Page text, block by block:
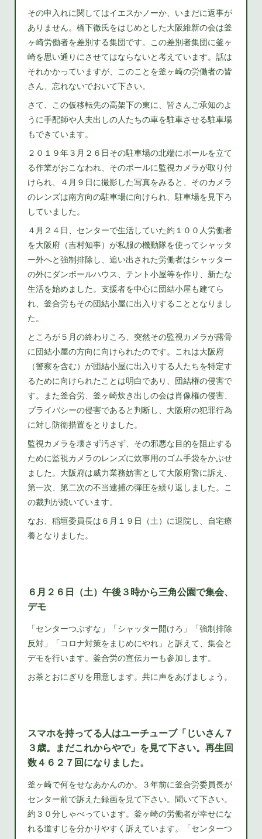
その申入れに関してはイエスかノーか、いまだに返事が
ありません。橋下徹氏をはじめとした大阪維新の会は釜
ヶ崎労働者を差別する集団です。この差別者集団に釜ヶ
崎を思い通りにさせてはならないと考えています。話は
それかかっていますが、このことを釜ヶ崎の労働者の皆
さん、忘れないでおいて下さい。
さて、この仮移転先の高架下の東に、皆さんご承知のよ
うに手配師や人夫出しの人たちの車を駐車させる駐車場
もできています。
２０１９年３月２６日その駐車場の北端にポールを立て
る作業がおこなわれ、そのポールに監視カメラが取り付
けられ、４月９日に撮影した写真をみると、そのカメラ
のレンズは南方向の駐車場に向けられ、駐車場を見下ろ
していました。
４月２４日、センターで生活していた約１００人労働者
を大阪府（吉村知事）が私服の機動隊を使ってシャッタ
ー外へと強制排除し、追い出された労働者はシャッター
の外にダンボールハウス、テント小屋等を作り、新たな
生活を始めました。支援者を中心に団結小屋も建てら
れ、釜合労もその団結小屋に出入りすることとなりまし
た。
ところが５月の終わりころ、突然その監視カメラが露骨
に団結小屋の方向に向けられたのです。これは大阪府
（警察を含む）が団結小屋に出入りする人たちを特定す
るために向けられたことは明白であり、団結権の侵害で
す。また釜合労、釜ヶ崎炊き出しの会は肖像権の侵害、
プライバシーの侵害であると判断し、大阪府の犯罪行為
に対し防衛措置をとりました。
監視カメラを壊さず汚さず、その邪悪な目的を阻止する
ために監視カメラのレンズに炊事用のゴム手袋をかぶせ
ました。大阪府は威力業務妨害として大阪府警に訴え、
第一次、第二次の不当逮捕の弾圧を繰り返しました。こ
の裁判が続いています。
なお、稲垣委員長は６月１９日（土）に退院し、自宅療
養となりました。
６月２６日（土）午後３時から三角公園で集会、
デモ
「センターつぶすな」「シャッター開けろ」「強制排除
反対」「コロナ対策をまじめにやれ」と訴えて、集会と
デモを行います。釜合労の宣伝カーも参加します。
お茶とおにぎりを用意します。共に声をあげましょう。
スマホを持ってる人はユーチューブ「じいさん７
３歳。まだこれからやで」を見て下さい。再生回
数４６２７回になりました。
釜ヶ崎で何をせなあかんのか。３年前に釜合労委員長が
センター前で訴えた録画を見て下さい。聞いて下さい。
約３０分しゃべっています。釜ヶ崎の労働者が幸せにな
れる道すじを分かりやすく訴えています。「センターつ